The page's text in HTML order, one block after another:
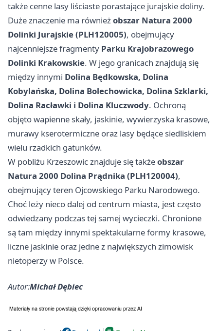
także cenne lasy liściaste porastające jurajskie doliny.
Duże znaczenie ma równieżobszar Natura 2000
Dolinki Jurajskie (PLH120005), obejmujący
najcenniejsze fragmenty Parku Krajobrazowego
Dolinki Krakowskie. W jego granicach znajdują się
między innymi Dolina Będkowska, Dolina
Kobylańska, Dolina Bolechowicka, Dolina Szklarki,
Dolina Racławki i Dolina Kluczwody. Ochroną
objęto wapienne skały, jaskinie, wywierzyska krasowe,
murawy kserotermiczne oraz lasy będące siedliskiem
wielu rzadkich gatunków.
W pobliżu Krzeszowic znajduje się takżeobszar
Natura 2000 Dolina Prądnika (PLH120004),
obejmujący teren Ojcowskiego Parku Narodowego.
Choć leży nieco dalej od centrum miasta, jest często
odwiedzany podczas tej samej wycieczki. Chronione
są tam między innymi spektakularne formy krasowe,
liczne jaskinie oraz jedne z największych zimowisk
nietoperzy w Polsce.
Autor:Michał Dębiec